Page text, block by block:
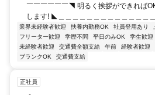
￣￣￣￣￣￣◥ 明るく挨拶ができれば
します! ◣＿＿＿＿＿＿＿＿＿＿＿＿＿
業界未経験者歓迎 扶養内勤務OK 社員登用あり
フリーター歓迎
学歴不問 平日のみOK 学生歓迎
未経験者歓迎
交通費全額支給 午前 経験者歓迎
ブランクOK
交通費支給
正社員